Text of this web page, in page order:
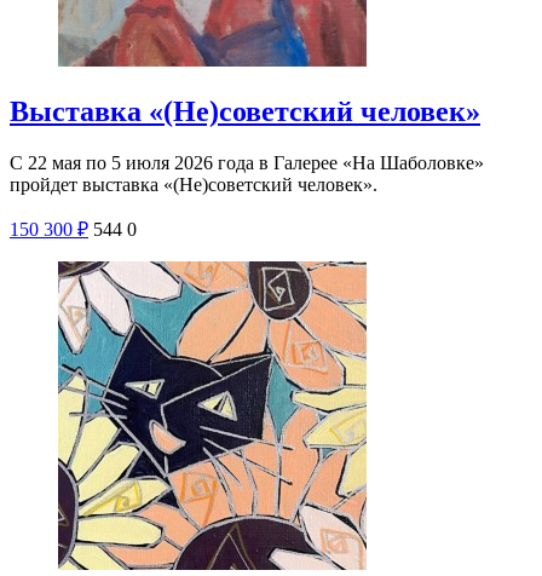
Выставка «(Не)советский человек»
С 22 мая по 5 июля 2026 года в Галерее «На Шаболовке»
пройдет выставка «(Не)советский человек».
150 300 ₽ 544 0